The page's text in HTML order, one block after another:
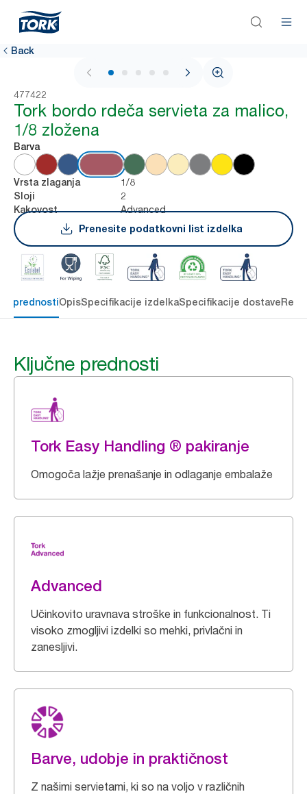
Back
1 / 6
477422
Tork bordo rdeča servieta za malico,
1/8 zložena
Barva
Vrsta zlaganja 1/8
Sloji 2
Kakovost
Advanced
Prenesite podatkovni list izdelka
prednostiOpisSpecifikacije izdelkaSpecifikacije dostave
Ključne prednosti
Tork Easy Handling ® pakiranje
Omogoča lažje prenašanje in odlaganje embalaže
Advanced
Učinkovito uravnava stroške in funkcionalnost. Ti
visoko zmogljivi izdelki so mehki, privlačni in
zanesljivi.
Barve, udobje in praktičnost
Z našimi servietami, ki so na voljo v različnih